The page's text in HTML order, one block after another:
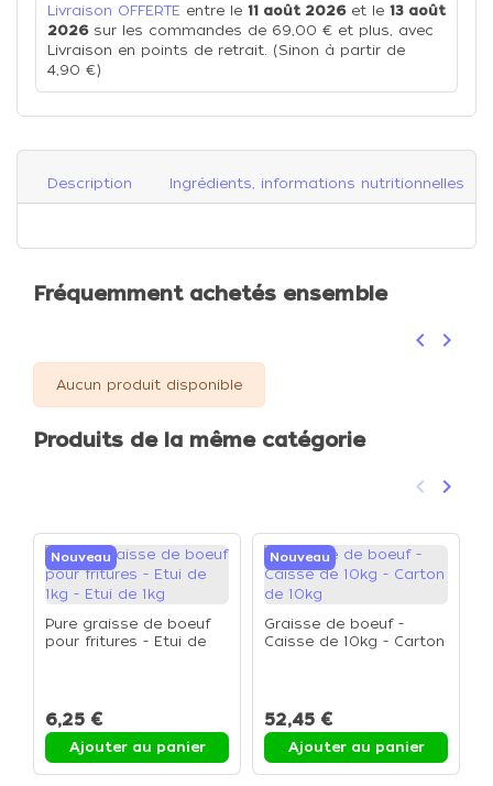
Livraison OFFERTE entre le 11 août 2026et le 13 août
2026sur les commandes de 69,00 € et plus, avec
Livraison en points de retrait. (Sinon à partir de
4,90 €)
Description Ingrédients, informations nutritionnelles
Fréquemment achetés ensemble
Précédent
keyboard_arrow_left keyboard_arrow_right
Aucun produit disponible
Produits de la même catégorie
Précédent
keyboard_arrow_left keyboard_arrow_right
Nouveau
Pure graisse de boeuf
pour fritures - Etui de
6,25 €
Ajouter au panier
Nouveau
Graisse de boeuf -
Caisse de 10kg - Carton
52,45 €
Ajouter au panier